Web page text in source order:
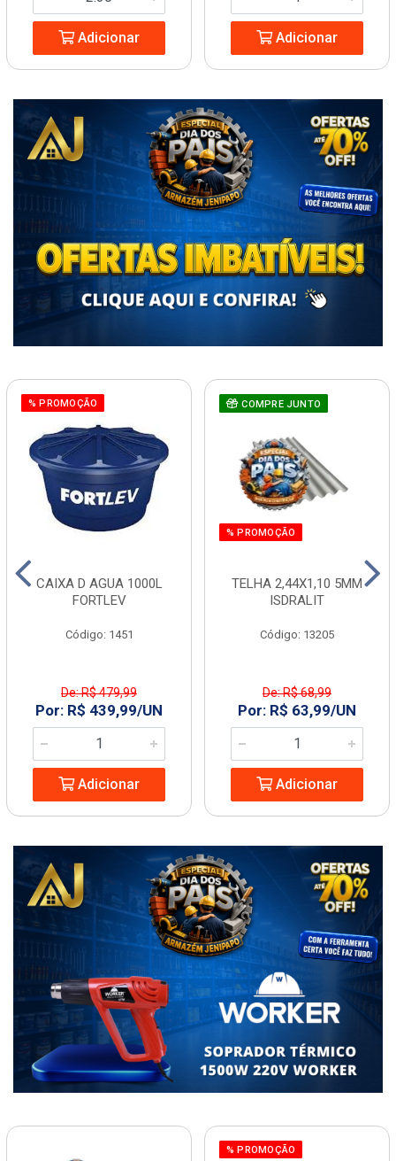
Adicionar Adicionar
% PROMOÇÃO
CAIXA D AGUA 1000L
FORTLEV
Código: 1451
De: R$ 479,99
Por: R$ 439,99/UN
Adicionar
COMPRE JUNTO
% PROMOÇÃO
TELHA 2,44X1,10 5MM
ISDRALIT
Código: 13205
De: R$ 68,99
Por: R$ 63,99/UN
Adicionar
% PROMOÇÃO